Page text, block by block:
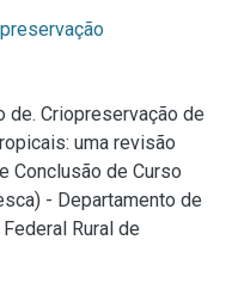
de. Criopreservação de
uma revisão
Conclusão de Curso
- Departamento de
Rural de